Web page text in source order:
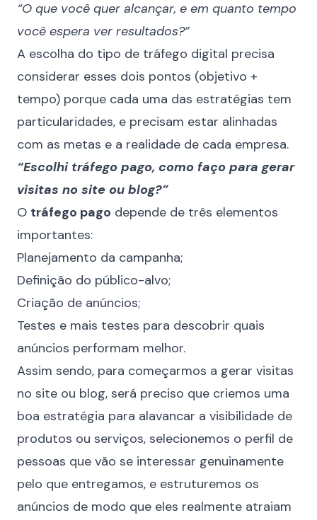
“O que você quer alcançar, e em quanto tempo
você espera ver resultados?”
A escolha do tipo de tráfego digital precisa
considerar esses dois pontos (objetivo +
tempo) porque cada uma das estratégias tem
particularidades, e precisam estar alinhadas
com as metas e a realidade de cada empresa.
“Escolhi tráfego pago, como faço para gerar
visitas no site ou blog?”
O tráfego pago depende de três elementos
importantes:
Planejamento da campanha;
Definição do público-alvo;
Criação de anúncios;
Testes e mais testes para descobrir quais
anúncios performam melhor.
Assim sendo, para começarmos a gerar visitas
no site ou blog, será preciso que criemos uma
boa estratégia para alavancar a visibilidade de
produtos ou serviços, selecionemos o perfil de
pessoas que vão se interessar genuinamente
pelo que entregamos, e estruturemos os
anúncios de modo que eles realmente atraiam